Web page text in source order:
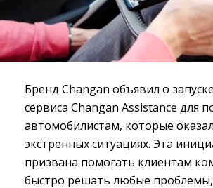
Бренд Changan объявил о
сервиса Changan Assistance для
автомобилистам, которые
экстренных ситуациях. Эта
призвана помогать клиентам
быстро решать любые проблемы,